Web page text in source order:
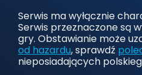
Serwis ma wyłącznie
Serwis przeznaczone są
gry. Obstawianie może
od hazardu, sprawdź
nieposiadających